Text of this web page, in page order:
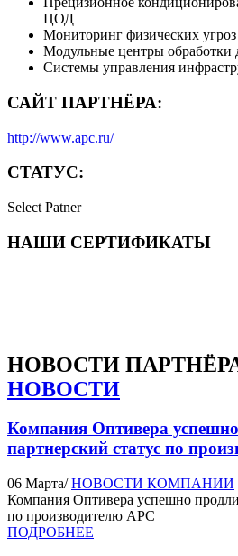
ЦОД
Мониторинг физических
Модульные центры обработки
Системы управления
САЙТ ПАРТНЁРА:
http://www.apc.ru/
СТАТУС:
Select Patner
НАШИ СЕРТИФИКАТЫ
НОВОСТИ
НОВОСТИ
Компания Оптивера
партнерский статус по
06 Марта/ НОВОСТИ КОМПАНИИ
Компания Оптивера успешно
по производителю APC
ПОДРОБНЕЕ